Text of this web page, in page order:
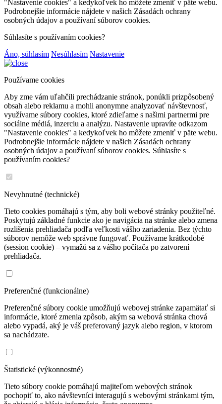
"Nastavenie cookies" a kedykoľvek ho môžete zmeniť v päte webu.
Podrobnejšie informácie nájdete v našich Zásadách ochrany
osobných údajov a používaní súborov cookies.
Súhlasíte s používaním cookies?
Áno, súhlasím Nesúhlasím Nastavenie
Používame cookies
Aby zme vám uľahčili prechádzanie stránok, ponúkli prizpôsobený
obsah alebo reklamu a mohli anonymne analyzovať návštevnosť,
využívame súbory cookies, ktoré zdieľame s našimi partnermi pre
sociálne médiá, inzerciu a analýzu. Nastavenie upravíte odkazom
"Nastavenie cookies" a kedykoľvek ho môžete zmeniť v päte webu.
Podrobnejšie informácie nájdete v našich Zásadách ochrany
osobných údajov a používaní súborov cookies. Súhlasíte s
používaním cookies?
Nevyhnutné (technické)
Tieto cookies pomáhajú s tým, aby boli webové stránky použiteľné.
Poskytujú základné funkcie ako je navigácia na stránke alebo zmena
rozlišenia prehliadača podľa veľkosti vášho zariadenia. Bez týchto
súborov nemôže web správne fungovať. Používame krátkodobé
(session cookie) – vymažú sa z vášho počítača po zatvorení
prehliadača.
Preferenčné (funkcionálne)
Preferenčné súbory cookie umožňujú webovej stránke zapamätať si
informácie, ktoré zmenia zpôsob, akým sa webová stránka chová
alebo vypadá, aký je váš preferovaný jazyk alebo region, v ktorom
sa nachádzate.
Štatistické (výkonnostné)
Tieto súbory cookie pomáhajú majiteľom webových stránok
pochopiť to, ako návštevníci interagujú s webovými stránkami tým,